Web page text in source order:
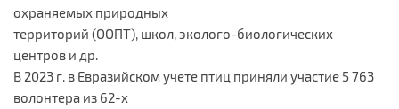
охраняемых природных
территорий (ООПТ), школ, эколого-биологических
центров и др.
В 2023 г. в Евразийском учете птиц приняли участие 5 763
волонтера из 62-х